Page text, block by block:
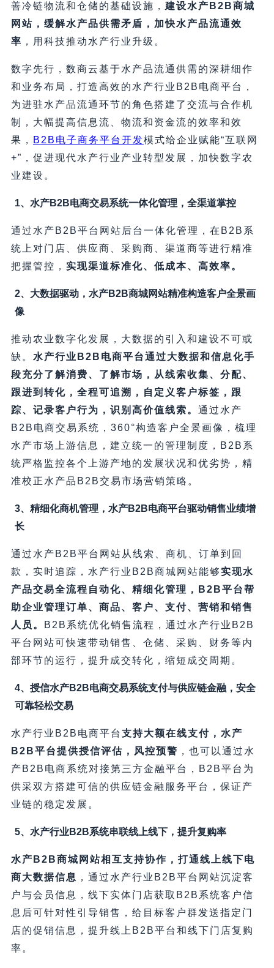
善冷链物流和仓储的基础设施， 建设水产B2B商城
网站，缓解水产品供需矛盾，加快水产品流通效
率 ，用科技推动水产行业升级。
数字先行，数商云基于水产品流通供需的深耕细作
和业务布局，打造高效的水产行业B2B电商平台，
为进驻水产品流通环节的角色搭建了交流与合作机
制，大幅提高信息流、物流和资金流的效率和效
果，
B2B电子商务平台开发模式给企业赋能“互联网
+”，促进现代水产行业产业转型发展，加快数字农
业建设。
1、水产B2B电商交易系统一体化管理，全渠道掌控
通过水产B2B平台网站后台一体化管理，在B2B系
统上对门店、供应商、采购商、渠道商等进行精准
把握管控， 实现渠道标准化、低成本、高效率。
2、大数据驱动，水产B2B商城网站精准构造客户全景画
像
推动农业数字化发展，大数据的引入和建设不可或
缺。 水产行业B2B电商平台通过大数据和信息化手
段充分了解消费、了解市场，从线索收集、分配、
跟进到转化，全程可追溯，自定义客户标签，跟
踪、记录客户行为，识别高价值线索。 通过水产
B2B电商交易系统，360°构造客户全景画像，梳理
水产市场上游信息，建立统一的管理制度，B2B系
统严格监控各个上游产地的发展状况和优劣势，精
准校正水产品B2B交易市场营销策略。
3、精细化商机管理，水产B2B电商平台驱动销售业绩增
长
通过水产B2B平台网站从线索、商机、订单到回
款，实时追踪，水产行业B2B商城网站能够实现水
产品交易全流程自动化、精细化管理，B2B平台帮
助企业管理订单、商品、客户、支付、营销和销售
人员。
B2B系统优化销售流程，通过水产行业B2B
平台网站可快速带动销售、仓储、采购、财务等内
部环节的运行，提升成交转化，缩短成交周期。
4、授信水产B2B电商交易系统支付与供应链金融，安全
可靠轻松交易
水产行业B2B电商平台 支持大额在线支付，水产
B2B平台提供授信评估，风控预警 ，也可以通过水
产B2B电商系统对接第三方金融平台，B2B平台为
供采双方搭建可信的供应链金融服务平台，保证产
业链的稳定发展。
5、水产行业B2B系统串联线上线下，提升复购率
水产B2B商城网站相互支持协作，打通线上线下电
商大数据信息 ，通过水产行业B2B平台网站沉淀客
户与会员信息，线下实体门店获取B2B系统客户信
息后可针对性引导销售，给目标客户群发送指定门
店的促销信息，提升线上B2B平台和线下门店复购
率。